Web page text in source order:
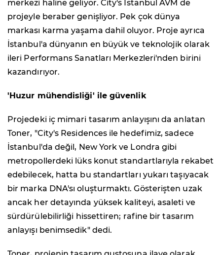
merkezi haline geliyor. City's İstanbul AVM de
projeyle beraber genişliyor. Pek çok dünya
markası karma yaşama dahil oluyor. Proje ayrıca
İstanbul'a dünyanın en büyük ve teknolojik olarak
ileri Performans Sanatları Merkezleri'nden birini
kazandırıyor.
'Huzur mühendisliği' ile güvenlik
Projedeki iç mimari tasarım anlayışını da anlatan
Toner, "City's Residences ile hedefimiz, sadece
İstanbul'da değil, New York ve Londra gibi
metropollerdeki lüks konut standartlarıyla rekabet
edebilecek, hatta bu standartları yukarı taşıyacak
bir marka DNA'sı oluşturmaktı. Gösterişten uzak
ancak her detayında yüksek kaliteyi, asaleti ve
sürdürülebilirliği hissettiren; rafine bir tasarım
anlayışı benimsedik" dedi.